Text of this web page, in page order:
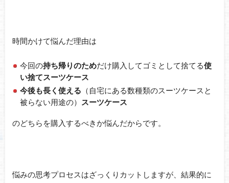
時間かけて悩んだ理由は
今回の持ち帰りのためだけ購入してゴミとして捨てる使
い捨てスーツケース
今後も長く使える （自宅にある数種類のスーツケースと
被らない用途の）
スーツケース
のどちらを購入するべきか悩んだからです。
悩みの思考プロセスはざっくりカットしますが、結果的に